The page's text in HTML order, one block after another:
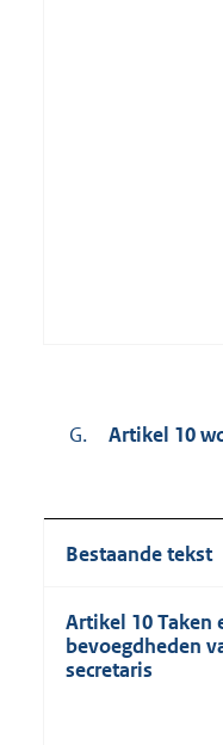
G. Artikel 10
Bestaande tekst
Artikel 10 Taken
bevoegdheden
secretaris